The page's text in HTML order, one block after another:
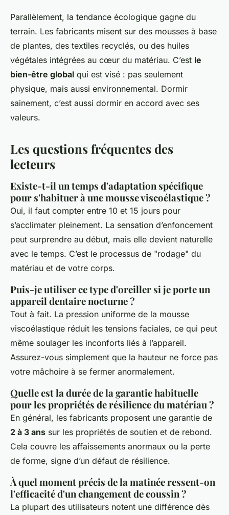
Parallèlement, la tendance écologique gagne du
terrain. Les fabricants misent sur des mousses à base
de plantes, des textiles recyclés, ou des huiles
végétales intégrées au cœur du matériau. C’est le
bien-être global qui est visé : pas seulement
physique, mais aussi environnemental. Dormir
sainement, c’est aussi dormir en accord avec ses
valeurs.
Les questions fréquentes des
lecteurs
Existe-t-il un temps d'adaptation spécifique
pour s'habituer à une mousse viscoélastique ?
Oui, il faut compter entre 10 et 15 jours pour
s’acclimater pleinement. La sensation d’enfoncement
peut surprendre au début, mais elle devient naturelle
avec le temps. C’est le processus de "rodage" du
matériau et de votre corps.
Puis-je utiliser ce type d'oreiller si je porte un
appareil dentaire nocturne ?
Tout à fait. La pression uniforme de la mousse
viscoélastique réduit les tensions faciales, ce qui peut
même soulager les inconforts liés à l’appareil.
Assurez-vous simplement que la hauteur ne force pas
votre mâchoire à se fermer anormalement.
Quelle est la durée de la garantie habituelle
pour les propriétés de résilience du matériau ?
En général, les fabricants proposent une garantie de
2 à 3 ans sur les propriétés de soutien et de rebond.
Cela couvre les affaissements anormaux ou la perte
de forme, signe d’un défaut de résilience.
À quel moment précis de la matinée ressent-on
l'efficacité d'un changement de coussin ?
La plupart des utilisateurs notent une différence dès